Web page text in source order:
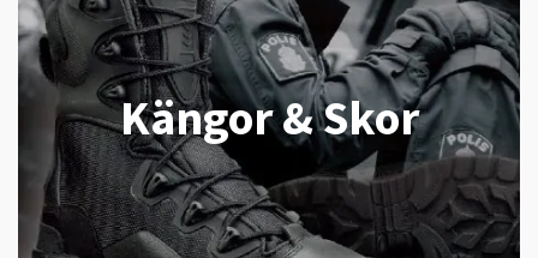
Kängor & Skor